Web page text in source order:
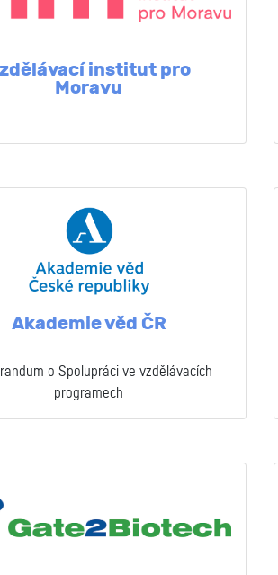
institut pro
Moravu
Akademie věd ČR
o Spolupráci ve vzdělávacích
programech